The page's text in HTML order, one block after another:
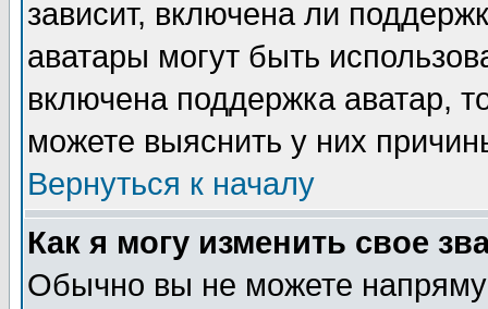
зависит, включена ли
аватары могут быть
включена поддержка аватар,
можете выяснить у них
Вернуться к началу
Как я могу изменить свое
Обычно вы не можете